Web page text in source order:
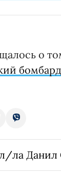
о
ла Данил